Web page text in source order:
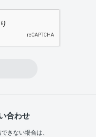
合わせ
きない場合は、